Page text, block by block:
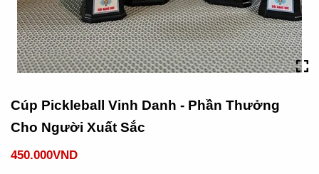
Cúp Pickleball Vinh Danh - Phần Thưởng
Cho Người Xuất Sắc
450.000VND